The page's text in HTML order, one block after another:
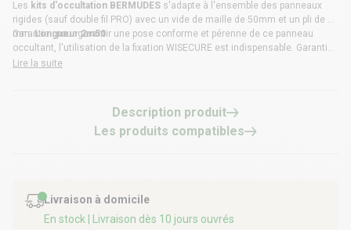
Les kits d'occultation BERMUDES s'adapte à l'ensemble des panneaux
rigides (sauf double fil PRO) avec un vide de maille de 50mm et un pli de 29
mm.Longueur 2m50
Garantie : pour garantir une pose conforme et pérenne de ce panneau
occultant, l'utilisation de la fixation WISECURE est indispensable. Garantie
uniquement applicable en cas de pose du panneau avec une fixation
Lire la suite
Description produit
Les produits compatibles
Livraison à domicile
En stock
| Livraison dès 10 jours ouvrés